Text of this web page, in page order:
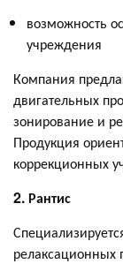
возможность
учреждения
Компания
двигательных
зонирование и
Продукция
коррекционных
2. Рантис
релаксационных